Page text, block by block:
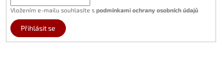
Vložením e-mailu souhlasíte s podmínkami ochrany osobních údajů
Přihlásit se